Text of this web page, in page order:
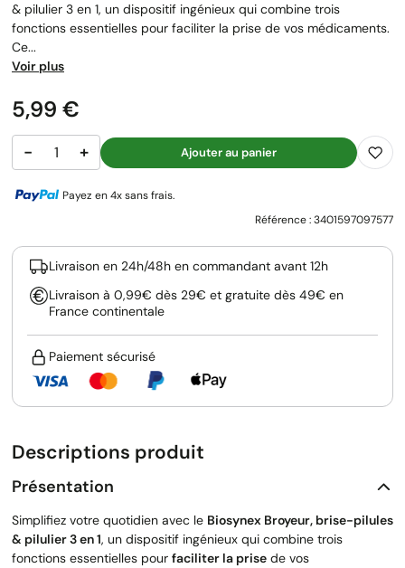
& pilulier 3 en 1, un dispositif ingénieux qui combine trois
fonctions essentielles pour faciliter la prise de vos médicaments.
Ce...
Voir plus
Prix
5,99 €
− + Ajouter au panier
Payez en 4x sans frais.
Référence :3401597097577
Livraison en 24h/48h en commandant avant 12h
Livraison à 0,99€ dès 29€ et gratuite dès 49€ en
France continentale
Paiement sécurisé
Descriptions produit
Présentation
Simplifiez votre quotidien avec le Biosynex Broyeur, brise-pilules
& pilulier 3 en 1, un dispositif ingénieux qui combine trois
fonctions essentielles pour faciliter la prise de vos